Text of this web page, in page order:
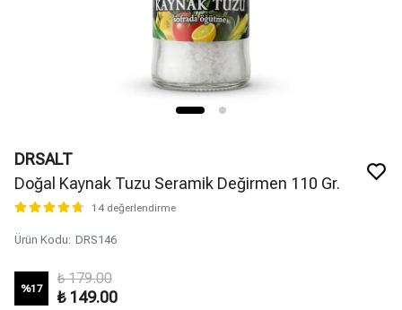
DRSALT
Doğal Kaynak Tuzu Seramik Değirmen 110 Gr.
14 değerlendirme
Ürün Kodu: DRS146
%17
₺ 179.00
₺ 149.00